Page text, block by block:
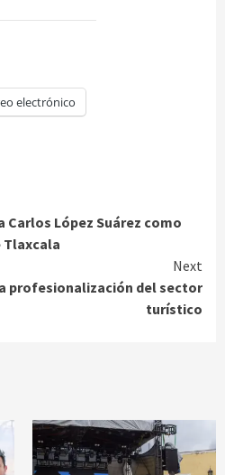
electrónico
López Suárez como
Tlaxcala
Next
profesionalización del sector
turístico